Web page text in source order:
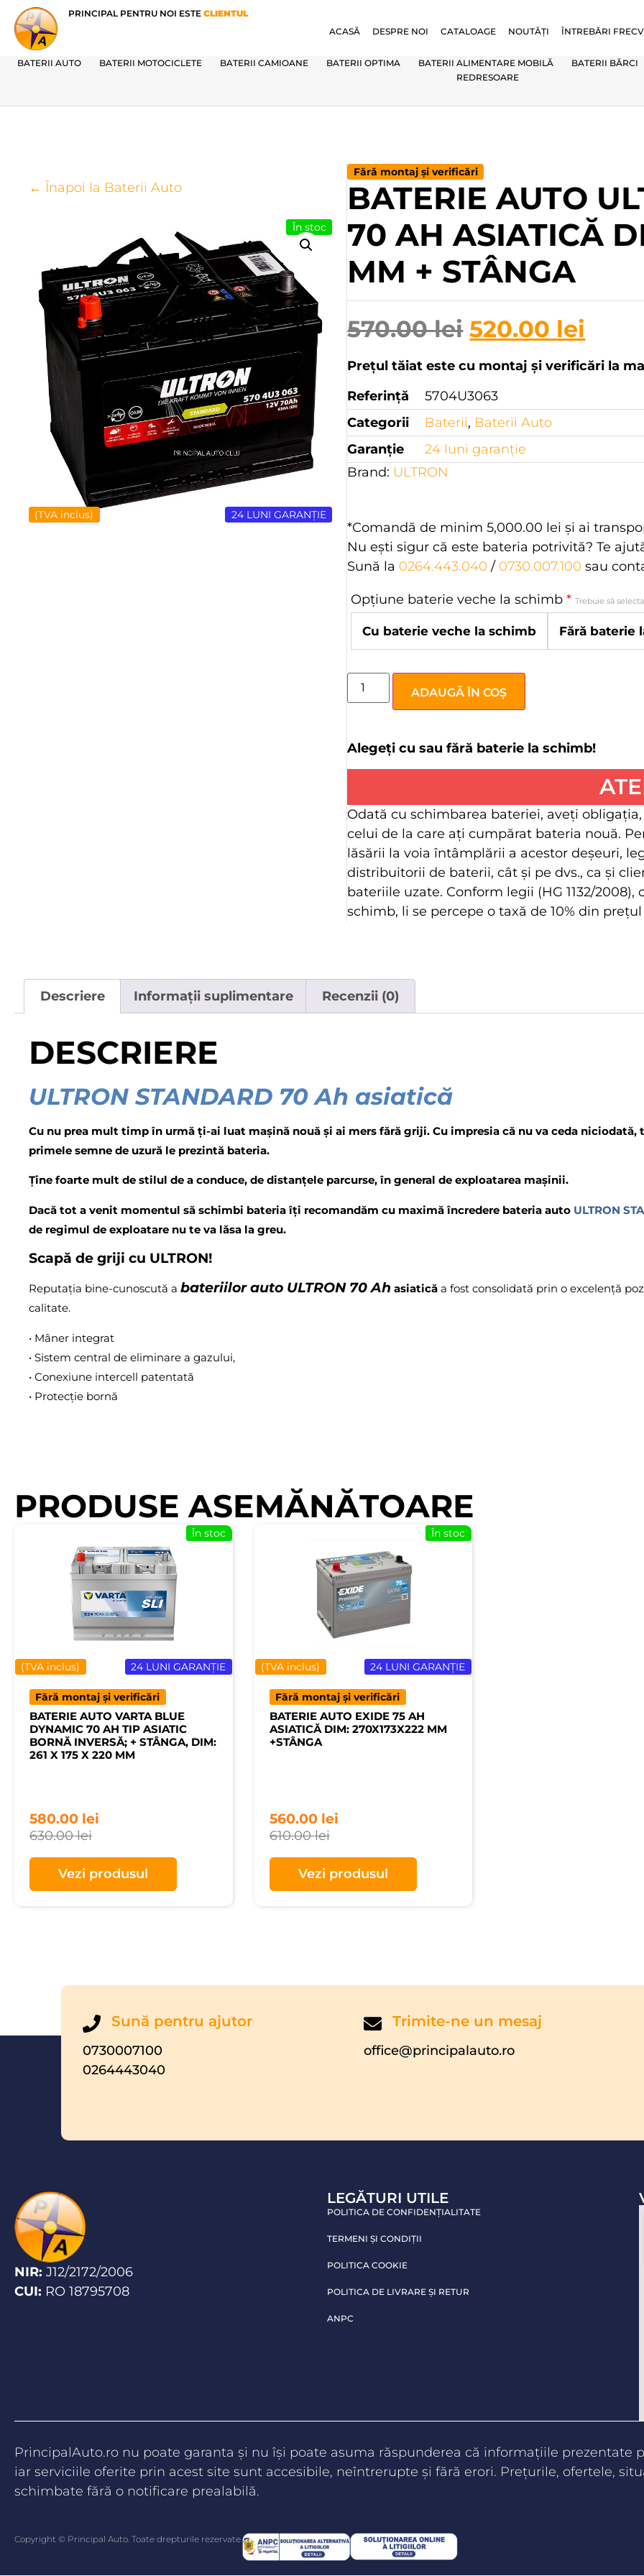
PRINCIPAL PENTRU NOI ESTE CLIENTUL
ACASĂ
DESPRE NOI CATALOAGE NOUTĂȚI ÎNTREBĂRI
BATERII AUTO BATERII MOTOCICLETE BATERII CAMIOANE BATERII OPTIMA BATERII ALIMENTARE MOBILĂ BATERII BĂRCI
REDRESOARE
← Înapoi la Baterii Auto
24 LUNI GARANȚIE
(TVA inclus)
În stoc
Fără montaj și verificări
BATERIE AUTO
70 AH ASIATICĂ
MM + STÂNGA
570.00lei 520.00 lei
Prețul tăiat este cu montaj și verificări la
Referință
5704U3063
Categorii
Baterii, Baterii Auto
Garanție
24 luni garanţie
Brand: ULTRON
*Comandă de minim5,000.00 lei şi ai
Nu eşti sigur că este bateria potrivită? Te
Sună la 0264.443.040 / 0730.007.100 sau
Opțiune baterie veche la schimb * Trebuie să
Cu baterie veche la schimb Fără baterie
ADAUGĂ ÎN COȘ
Alegeți cu sau fără baterie la schimb!
Odată cu schimbarea bateriei, aveţi
celui de la care aţi cumpărat bateria nouă.
lăsării la voia întâmplării a acestor deşeuri,
distribuitorii de baterii, cât şi pe dvs., ca şi
bateriile uzate. Conform legii (HG 1132/
schimb, li se percepe o taxă de 10% din
Descriere Informații suplimentare Recenzii (0)
DESCRIERE
ULTRON STANDARD 70 Ah asiatică
Cu nu prea mult timp în urmă ți-ai luat mașină nouă și ai mers fără griji. Cu impresia că nu va ceda
primele semne de uzură le prezintă bateria.
Ține foarte mult de stilul de a conduce, de distanțele parcurse, în general de exploatarea mașinii.
Dacă tot a venit momentul să schimbi bateria îți recomandăm cu maximă încredere bateria auto ULTRON
de regimul de exploatare nu te va lăsa la greu.
Scapă de griji cu ULTRON!
Reputația bine-cunoscută a bateriilor auto ULTRON 70 Ah asiatică a fost consolidată prin o excelență
calitate.
• Mâner integrat
• Sistem central de eliminare a gazului,
• Conexiune intercell patentată
• Protecție bornă
PRODUSE ASEMĂNĂTOARE
24 LUNI GARANȚIE
(TVA inclus)
În stoc
Fără montaj și verificări
BATERIE AUTO VARTA BLUE
DYNAMIC 70 AH TIP ASIATIC
BORNĂ INVERSĂ; + STÂNGA, DIM:
261 X 175 X 220 MM
630.00lei
580.00 lei
Vezi produsul
24 LUNI GARANȚIE
(TVA inclus)
În stoc
Fără montaj și verificări
BATERIE AUTO EXIDE 75 AH
ASIATICĂ DIM: 270X173X222 MM
+STÂNGA
610.00lei
560.00 lei
Vezi produsul
Sună pentru ajutor
0730007100
0264443040
Trimite-ne un mesaj
office@principalauto.ro
NIR: J12/2172/2006
CUI: RO 18795708
LEGĂTURI UTILE
POLITICA DE CONFIDENŢIALITATE
TERMENI ŞI CONDIŢII
POLITICA COOKIE
POLITICA DE LIVRARE ŞI RETUR
ANPC
PrincipalAuto.ro nu poate garanta şi nu îşi poate asuma răspunderea că informaţiile prezentate
iar serviciile oferite prin acest site sunt accesibile, neîntrerupte şi fără erori. Preţurile, ofertele,
schimbate fără o notificare prealabilă.
Copyright © Principal Auto. Toate drepturile rezervate.